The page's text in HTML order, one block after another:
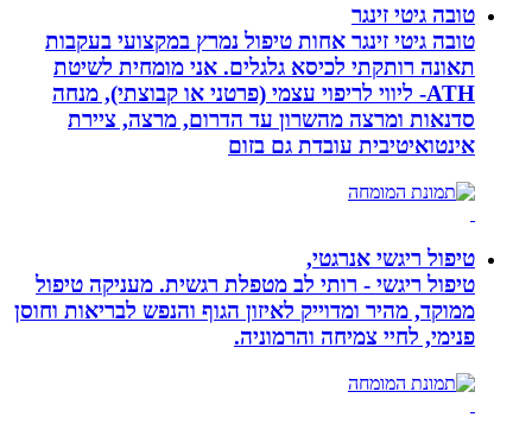
טובה גיטי זינגר
טובה גיטי זינגר אחות טיפול נמרץ במקצועי בעקבות
תאונה רותקתי לכיסא גלגלים. אני מומחית לשיטת
ATH- ליווי לריפוי עצמי (פרטני או קבוצתי), מנחה
סדנאות ומרצה מהשרון עד הדרום, מרצה, ציירת
אינטואיטיבית עובדת גם בזום
טיפול ריגשי אנרגטי,
טיפול ריגשי - רותי לב מטפלת רגשית. מעניקה טיפול
ממוקד, מהיר ומדוייק לאיזון הגוף והנפש לבריאות וחוסן
פנימי, לחיי צמיחה והרמוניה.